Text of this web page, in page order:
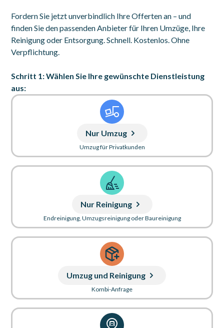
Fordern Sie jetzt unverbindlich Ihre Offerten an – und
finden Sie den passenden Anbieter für Ihren Umzüge, Ihre
Reinigung oder Entsorgung. Schnell. Kostenlos. Ohne
Verpflichtung.
Schritt 1: Wählen Sie Ihre gewünschte Dienstleistung
aus:
Nur Umzug
Umzug für Privatkunden
Nur Reinigung
Endreinigung, Umzugsreinigung oder Baureinigung
Umzug und Reinigung
Kombi-Anfrage